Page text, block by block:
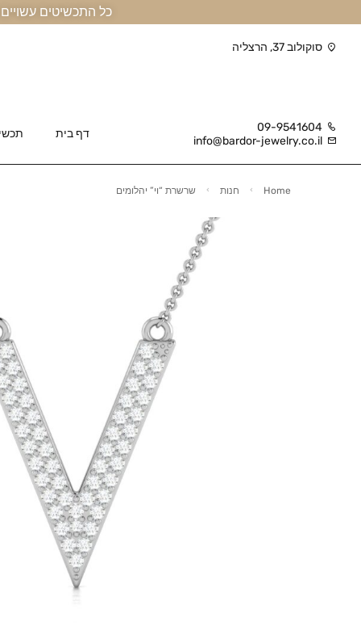
כל התכשיטים עשויים זהב אמיתי 14 קראט או יותר, ומגיעים בליווי
סוקולוב 37, הרצליה
09-9541604
info@bardor-jewelry.co.il
דף בית
Home חנות שרשרת “וי” יהלומים